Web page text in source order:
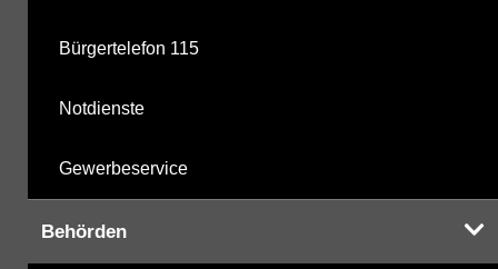
Bürgertelefon 115
Notdienste
Gewerbeservice
Behörden